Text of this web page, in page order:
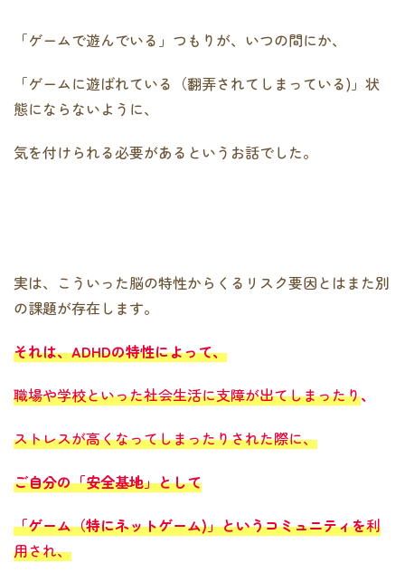
「ゲームで遊んでいる」つもりが、いつの間にか、
「ゲームに遊ばれている（翻弄されてしまっている)」状
態にならないように、
気を付けられる必要があるというお話でした。
実は、こういった脳の特性からくるリスク要因とはまた別
の課題が存在します。
それは、ADHDの特性によって、
職場や学校といった社会生活に支障が出てしまったり、
ストレスが高くなってしまったりされた際に、
ご自分の「安全基地」として
「ゲーム（特にネットゲーム)」というコミュニティを利
用され、